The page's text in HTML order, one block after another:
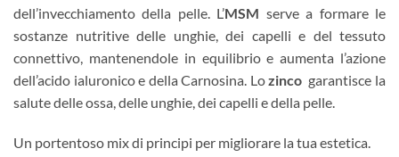
dell’invecchiamento della pelle. L’MSM serve a formare le
sostanze nutritive delle unghie, dei capelli e del tessuto
connettivo, mantenendole in equilibrio e aumenta l’azione
dell’acido ialuronico e della Carnosina. Lozinco garantisce la
salute delle ossa, delle unghie, dei capelli e della pelle.
Un portentoso mix di principi per migliorare la tua estetica.